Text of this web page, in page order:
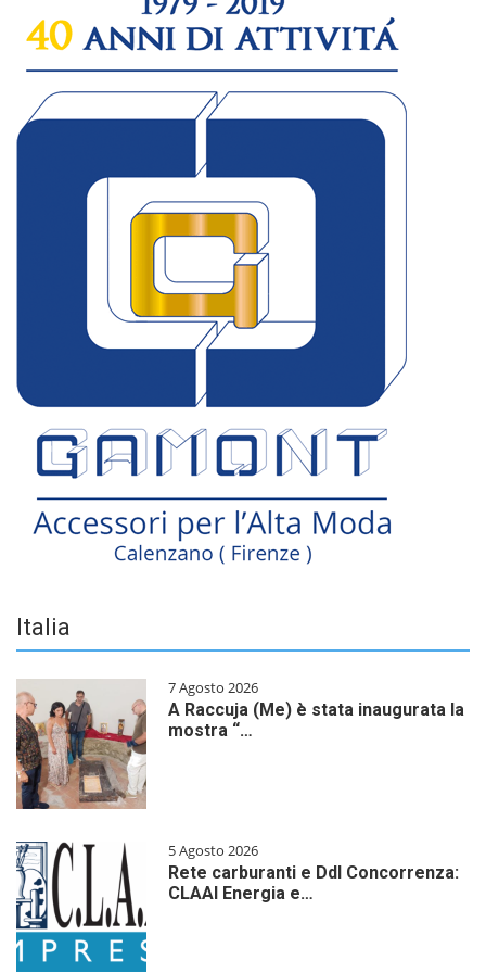
Italia
7 Agosto 2026
A Raccuja (Me) è stata inaugurata la
mostra “…
5 Agosto 2026
Rete carburanti e Ddl Concorrenza:
CLAAI Energia e…